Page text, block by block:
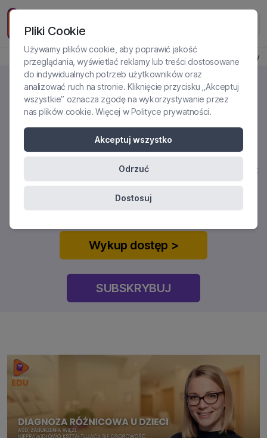
Produkt jest dostępny
DIAGNOZA RÓŻNICOWA U DZIECI:
ASD, ZABURZENIA WIĘZI,
NIEPRAWIDŁOWO
KSZTAŁTUJĄCA SIĘ OSOBOWOŚĆ
Certyfikowane szkolenie online
Wykup dostęp >
SUBSKRYBUJ
Pliki Cookie
Używamy plików cookie, aby poprawić jakość
przeglądania, wyświetlać reklamy lub treści dostosowane
do indywidualnych potrzeb użytkowników oraz
analizować ruch na stronie. Kliknięcie przycisku „Akceptuj
wszystkie” oznacza zgodę na wykorzystywanie przez
nas plików cookie. Więcej wPolityce prywatności.
Akceptuj wszystko
Odrzuć
Dostosuj